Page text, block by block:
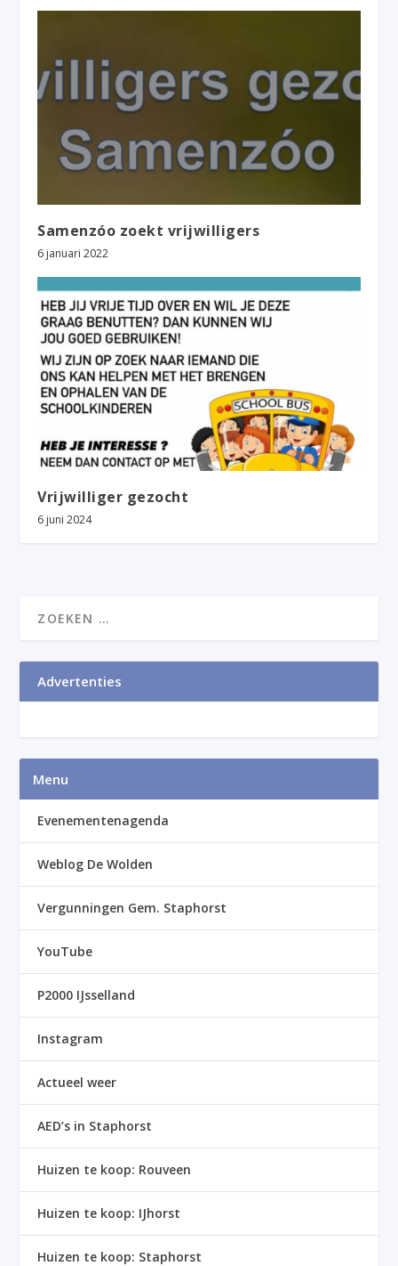
Samenzóo zoekt vrijwilligers
6 januari 2022
Vrijwilliger gezocht
6 juni 2024
Advertenties
Menu
Evenementenagenda
Weblog De Wolden
Vergunningen Gem. Staphorst
YouTube
P2000 IJsselland
Instagram
Actueel weer
AED’s in Staphorst
Huizen te koop: Rouveen
Huizen te koop: IJhorst
Huizen te koop: Staphorst